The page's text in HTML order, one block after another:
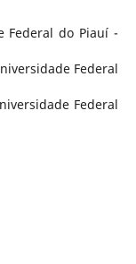
Federal do Piauí -
Federal
Federal